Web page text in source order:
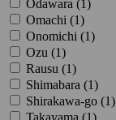
Odawara (1 )
Omachi (1)
Onomichi (1)
Ozu (1)
Rausu (1)
Shimabara (1)
Shirakawa-go (1)